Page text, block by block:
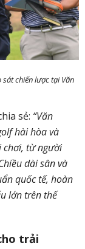
sát chiến lược tại Văn
sẻ: “Văn
hài hòa và
chơi, từ người
dài sân và
quốc tế, hoàn
lớn trên thế
trải